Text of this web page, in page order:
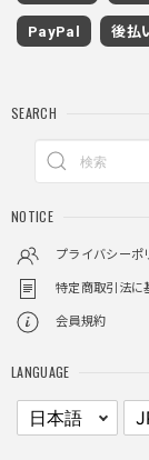
着心地もいいし
リティ
る。特に腕周り
PayPal 後払
SEARCH
NOTICE
プライバシーポ
特定商取引法に
会員規約
LANGUAGE